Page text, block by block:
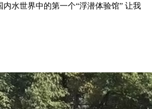
内水世界中的第一个“浮潜体验馆” 让我